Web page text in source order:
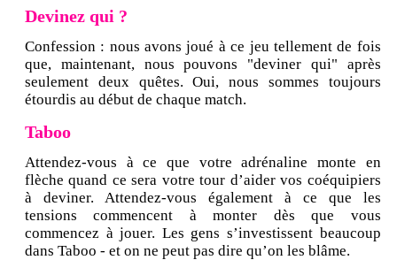
Devinez qui ?
Confession : nous avons joué à ce jeu tellement de fois
que, maintenant, nous pouvons "deviner qui" après
seulement deux quêtes. Oui, nous sommes toujours
étourdis au début de chaque match.
Taboo
Attendez-vous à ce que votre adrénaline monte en
flèche quand ce sera votre tour d’aider vos coéquipiers
à deviner. Attendez-vous également à ce que les
tensions commencent à monter dès que vous
commencez à jouer. Les gens s’investissent beaucoup
dans Taboo - et on ne peut pas dire qu’on les blâme.